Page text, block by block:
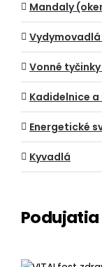
Mandaly
Vonné
Kadidelnice a
Energetické
Kyvadlá
Podujatia